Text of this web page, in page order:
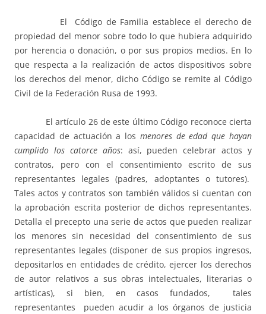
El Código de Familia establece el derecho de
propiedad del menor sobre todo lo que hubiera adquirido
por herencia o donación, o por sus propios medios. En lo
que respecta a la realización de actos dispositivos sobre
los derechos del menor, dicho Código se remite al Código
Civil de la Federación Rusa de 1993.
El artículo 26 de este último Código reconoce cierta
capacidad de actuación a los menores de edad que hayan
cumplido los catorce años: así, pueden celebrar actos y
contratos, pero con el consentimiento escrito de sus
representantes legales (padres, adoptantes o tutores).
Tales actos y contratos son también válidos si cuentan con
la aprobación escrita posterior de dichos representantes.
Detalla el precepto una serie de actos que pueden realizar
los menores sin necesidad del consentimiento de sus
representantes legales (disponer de sus propios ingresos,
depositarlos en entidades de crédito, ejercer los derechos
de autor relativos a sus obras intelectuales, literarias o
artísticas), si bien, en casos fundados, tales
representantes pueden acudir a los órganos de justicia